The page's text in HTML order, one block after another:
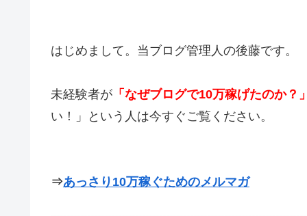
はじめまして。当ブログ管理人の後藤です。
未経験者が 「なぜブログで10万稼げたのか？
い！」という人は今すぐご覧ください。
⇒あっさり10万稼ぐためのメルマガ